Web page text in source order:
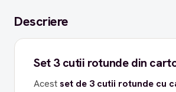
Descriere
Set 3 cutii rotunde din
Acestset de 3 cutii rotunde cu